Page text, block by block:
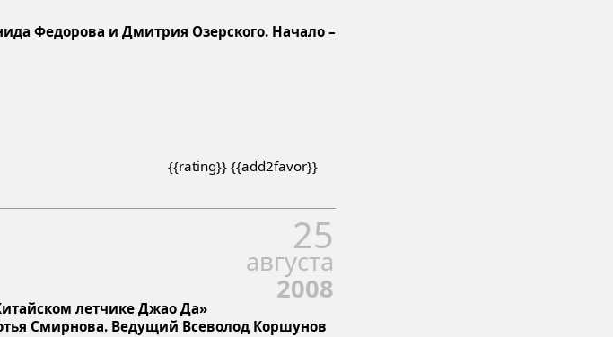
Федорова и Дмитрия Озерского. Начало –
{{rating}} {{add2favor}}
25
августа
2008
летчике Джао Да»
Смирнова. Ведущий Всеволод Коршунов